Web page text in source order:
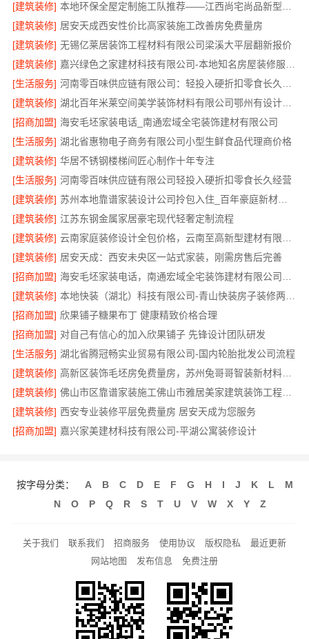
[建筑装修]
[建筑装修] 居安天成西安性价比高家装施工改善房免费量房
[建筑装修] 无锡亿莱居装饰工程材料有限公司梁溪大平层翻新报价
[建筑装修]
[生活服务]
[建筑装修]
湖北百年米莱空间美学装饰材料有限公司鄂州有设计感装修公司实景案例
[招商加盟] 海安毛坯家装电话_南通宏域全宅装饰建材有限公司
[生活服务] 湖北省惠物电子商务有限公司小型生鲜食品代理商价格
[建筑装修] 华居不锈钢楼梯间匠心制作十年专注
[生活服务] 河南零百味供应链有限公司轻投入硬折扣零食长久经营
[建筑装修]
苏州本地靠谱家装设计公司拎包入住_百年豪庭新材料有限公司
[建筑装修] 江苏东钢金属家居豪宅现代轻奢定制流程
[建筑装修]
[建筑装修] 居安天成：西安未央区一站式家装，刚需房售后完善
[招商加盟]
[建筑装修]
本地快装（湖北）科技有限公司-青山快装房子装修两房一厅
[招商加盟] 欣果铺子糖果布丁 健康精致价格合理
[招商加盟] 对自己有信心的加入欣果铺子 先锋设计团队研发
[生活服务] 湖北省腾冠畅实业贸易有限公司-国内轮胎批发公司流程
[建筑装修]
高新区装饰毛坯房免费量房，苏州兔哥哥智装新材料有限公司
[建筑装修]
佛山市区靠谱家装施工佛山市雅居美家建筑装饰工程有限公司
[建筑装修] 西安专业装修平层免费量房 居安天成为您服务
[招商加盟] 嘉兴家美建材科技有限公司-平湖公寓装修设计
按字母分类： A B C D E F G H I J K L
M
N
O P Q R S T U V W X Y Z
关于我们 联系我们 招商服务 使用协议 版权隐私
最近更新
网站地图
发布信息 免费注册